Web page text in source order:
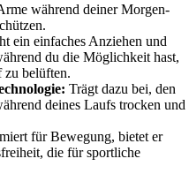
während deiner Morgen-
ein einfaches Anziehen und
du die Möglichkeit hast,
zu belüften.
Trägt dazu bei, den
deines Laufs trocken und
für Bewegung, bietet er
die für sportliche